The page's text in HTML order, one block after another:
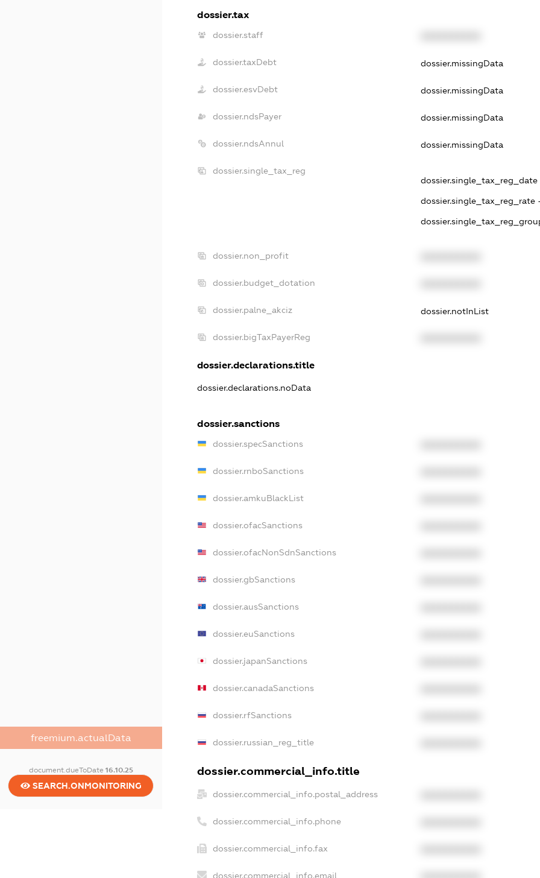
freemium.actualData
document.dueToDate 16.10.25
SEARCH.ONMONITORING
dossier.tax
dossier.staff
dossier.taxDebt dossier.missingData
dossier.esvDebt dossier.missingData
dossier.ndsPayer dossier.missingData
dossier.ndsAnnul dossier.missingData
dossier.single_tax_reg
dossier.single_tax_reg_date -
dossier.single_tax_reg_rate
dossier.non_profit
dossier.budget_dotation
dossier.palne_akciz dossier.notInList
dossier.bigTaxPayerReg
dossier.declarations.title
dossier.declarations.noData
dossier.sanctions
dossier.specSanctions
dossier.rnboSanctions
dossier.amkuBlackList
dossier.ofacSanctions
dossier.ofacNonSdnSanctions
dossier.gbSanctions
dossier.ausSanctions
dossier.euSanctions
dossier.japanSanctions
dossier.canadaSanctions
dossier.rfSanctions
dossier.russian_reg_title
dossier.commercial_info.title
dossier.commercial_info.postal_address
dossier.commercial_info.phone
dossier.commercial_info.fax
dossier.commercial_info.email